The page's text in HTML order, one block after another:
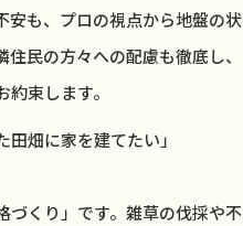
安も、プロの視点から地盤の状
民の方々への配慮も徹底し、
束します。
畑に家を建てたい」
づくり」です。雑草の伐採や不